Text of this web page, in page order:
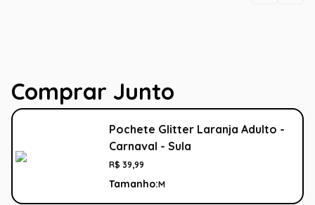
Comprar Junto
Pochete Glitter Laranja Adulto -
Carnaval - Sula
R$ 39,99
Tamanho:M